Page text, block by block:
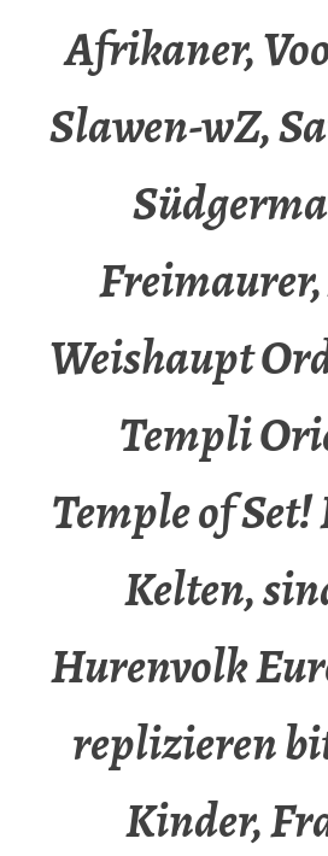
Afrikaner,
Slawen-wZ,
Weishaupt
Templi
Temple of Set!
Kelten,
Hurenvolk
replizieren
Kinder,